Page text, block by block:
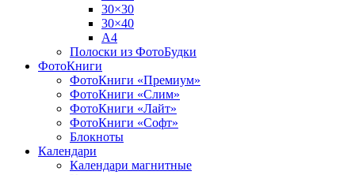
30×30
30×40
A4
Полоски из ФотоБудки
ФотоКниги
ФотоКниги «Премиум»
ФотоКниги «Слим»
ФотоКниги «Лайт»
ФотоКниги «Софт»
Блокноты
Календари
Календари магнитные